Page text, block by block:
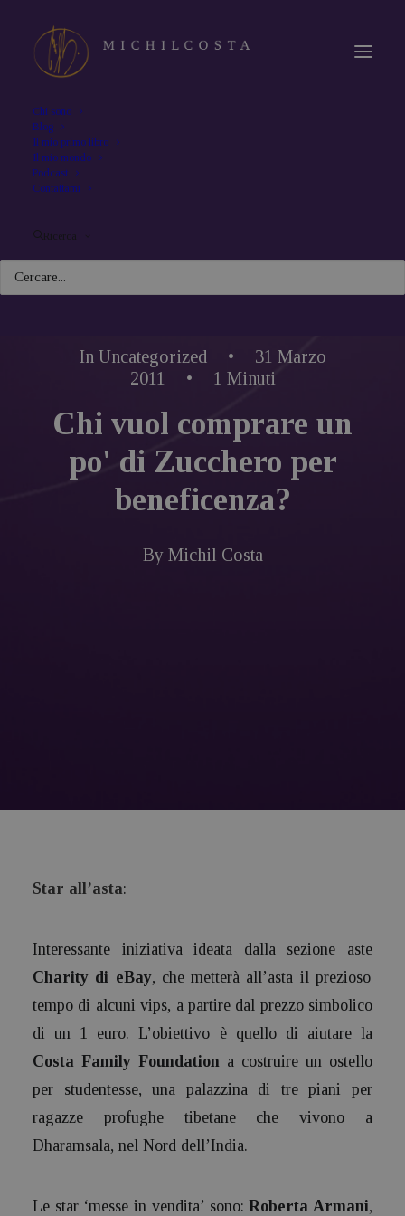
Chi sono
Blog
Il mio primo libro
Il mio mondo
Podcast
Contattami
Ricerca
In Uncategorized •
31 Marzo
2011
• 1 Minuti
Chi vuol comprare un
po' di Zucchero per
beneficenza?
By Michil Costa
Star all’asta:
Interessante iniziativa ideata dalla sezione aste
Charity di eBay, che metterà all’asta il prezioso
tempo di alcuni vips, a partire dal prezzo simbolico
di un 1 euro. L’obiettivo è quello di aiutare la
Costa Family Foundation a costruire un ostello
per studentesse, una palazzina di tre piani per
ragazze profughe tibetane che vivono a
Dharamsala, nel Nord dell’India.
Le star ‘messe in vendita’ sono:Roberta Armani,